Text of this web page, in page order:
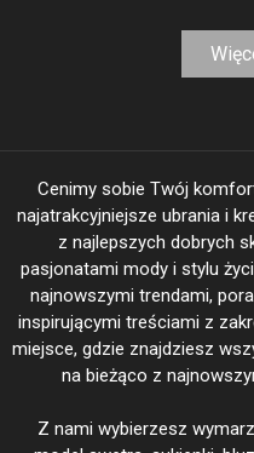
Cenimy sobie Twój
najatrakcyjniejsze ubrania i
z najlepszych dobrych
pasjonatami mody i stylu
najnowszymi trendami,
inspirującymi treściami z
miejsce, gdzie znajdziesz
na bieżąco z
Z nami wybierzesz